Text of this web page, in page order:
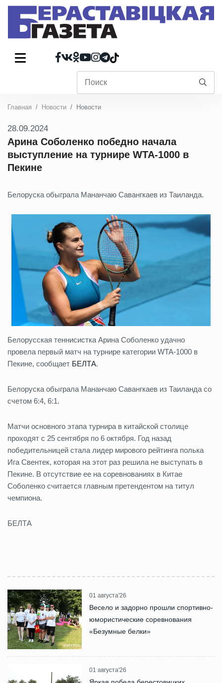
Главная Новости Новости
28.09.2024
Арина Соболенко победно начала
выступление на турнире WTA-1000 в
Пекине
Белоруска обыграла Мананчаю Савангкаев из Таиланда.
Белорусская теннисистка Арина Соболенко удачно
провела первый матч на турнире категории WTA-1000 в
Пекине, сообщает БЕЛТА.
Белоруска обыграла Мананчаю Савангкаев из Таиланда со
счетом 6:4, 6:1.
Матчи основного этапа турнира в китайской столице
проходят с 25 сентября по 6 октября. Год назад
победительницей стала лидер мирового рейтинга полька
Ига Свентек, которая на этот раз решила не выступать в
Пекине. В отсутствие ее на соревнованиях в Китае
Соболенко считается главным претендентом на титул
чемпиона.
БЕЛТА
01 августа'26
Весело и задорно прошли спортивно-
юмористические соревнования
«Безумные белки»
01 августа'26